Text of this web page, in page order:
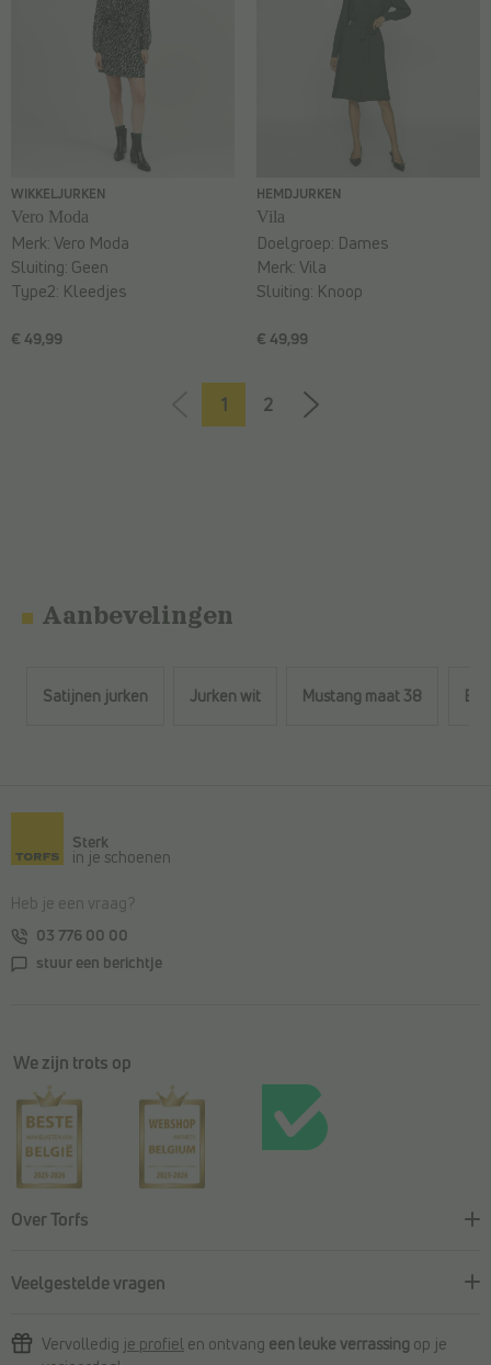
WIKKELJURKEN
Vero Moda
€ 49,99
Merk:Vero Moda
Sluiting: Geen
Type2: Kleedjes
HEMDJURKEN
Vila
€ 49,99
Doelgroep: Dames
Merk:Vila
Sluiting: Knoop
1 2
Aanbevelingen
Satijnen jurken Jurken wit Mustang maat 38
Sterk
in je schoenen
Heb je een vraag?
03 776 00 00
stuur een berichtje
We zijn trots op
Over Torfs
Veelgestelde vragen
Vervolledig je profiel en ontvang een leuke verrassing op je